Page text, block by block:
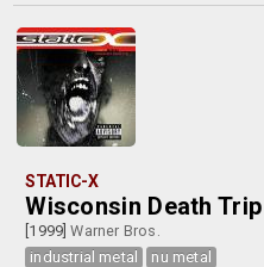
STATIC-X
Wisconsin Death Trip
[1999]Warner Bros.
industrial metal
nu metal